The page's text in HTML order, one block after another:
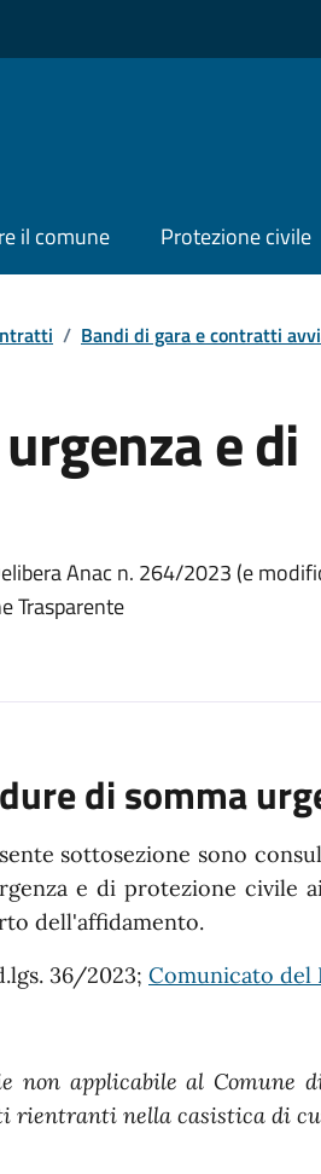
il comune Protezione civile
/ Bandi di gara e contratti
e di
Anac n. 264/2023 (e
Trasparente
di somma
sottosezione sono
e di protezione civile
dell'affidamento.
36/2023; Comunicato del
non applicabile al Comune
rientranti nella casistica di